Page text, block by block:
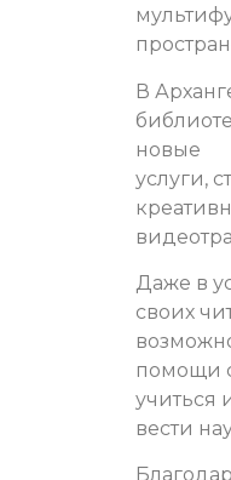
В
новые
услуги,
Даже в
своих
помощи
учиться
вести